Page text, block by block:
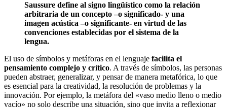
Saussure define al signo lingüístico como la relación
arbitraria de un concepto –o significado- y una
imagen acústica –o significante- en virtud de las
convenciones establecidas por el sistema de la
lengua.
El uso de símbolos y metáforas en el lenguaje facilita el
pensamiento complejo y crítico. A través de símbolos, las personas
pueden abstraer, generalizar, y pensar de manera metafórica, lo que
es esencial para la creatividad, la resolución de problemas y la
innovación. Por ejemplo, la metáfora del «vaso medio lleno o medio
vacío» no solo describe una situación, sino que invita a reflexionar